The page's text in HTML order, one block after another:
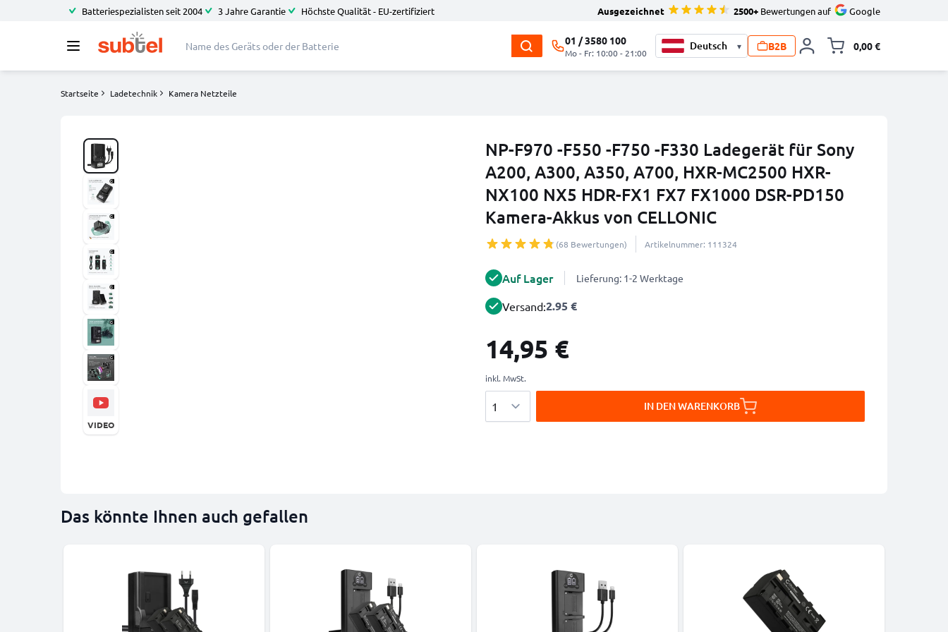
Batteriespezialisten seit 2004 3 Jahre Garantie Höchste Qualität - EU-zertifiziert Ausgezeichnet 2500+ Bewertungen auf Google
01 / 3580 100
Mo - Fr: 10:00 - 21:00
▾ B2B 0,00 €
Startseite Ladetechnik Kamera Netzteile
NP-F970 -F550 -F750 -F330 Ladegerät für Sony
A200, A300, A350, A700, HXR-MC2500 HXR-
NX100 NX5 HDR-FX1 FX7 FX1000 DSR-PD150
Kamera-Akkus von CELLONIC
(68 Bewertungen) Artikelnummer: 111324
VIDEO
Auf Lager Lieferung: 1-2 Werktage
Versand:2.95 €
14,95 €
inkl. MwSt.
IN DEN WARENKORB
Das könnte Ihnen auch gefallen